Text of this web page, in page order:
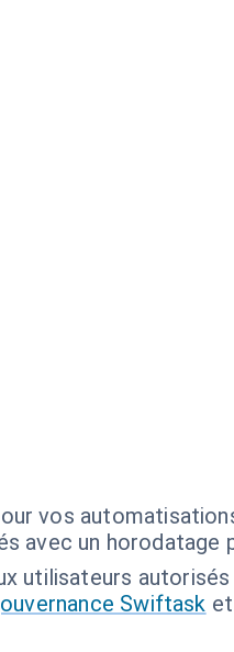
vos
avec un horodatage
utilisateurs autorisés
Swiftask